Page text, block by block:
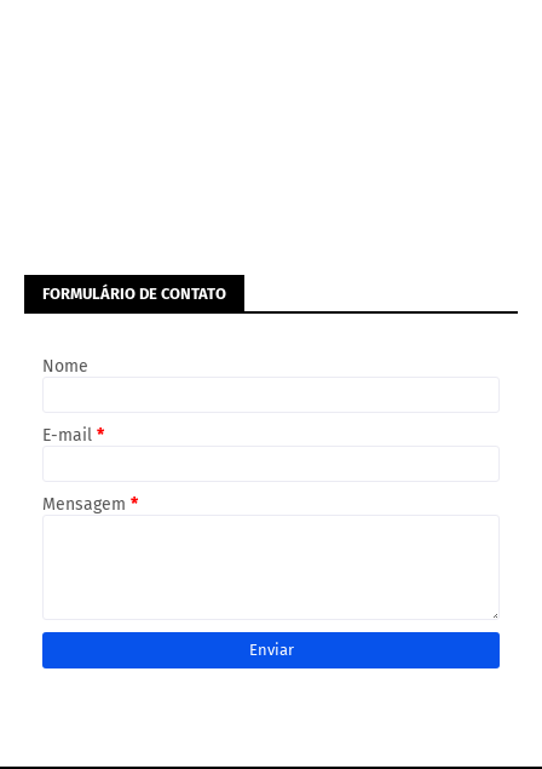
FORMULÁRIO DE CONTATO
Nome
E-mail *
Mensagem *